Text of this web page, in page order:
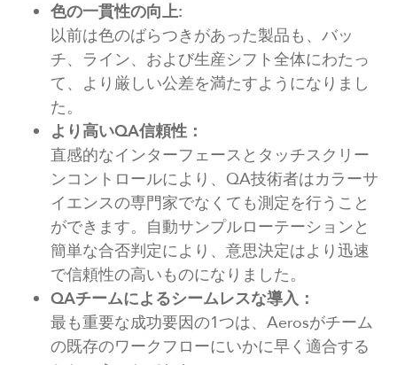
色の一貫性の向上:
以前は色のばらつきがあった製品も、バッ
チ、ライン、および生産シフト全体にわたっ
て、より厳しい公差を満たすようになりまし
た。
より高いQA信頼性：
直感的なインターフェースとタッチスクリー
ンコントロールにより、QA技術者はカラーサ
イエンスの専門家でなくても測定を行うこと
ができます。自動サンプルローテーションと
簡単な合否判定により、意思決定はより迅速
で信頼性の高いものになりました。
QAチームによるシームレスな導入：
最も重要な成功要因の1つは、Aerosがチーム
の既存のワークフローにいかに早く適合する